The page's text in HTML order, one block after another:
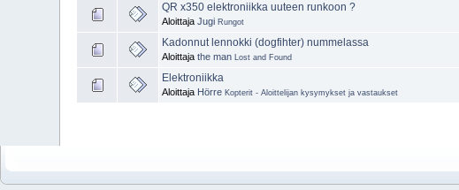
QR x350 elektroniikka uuteen runkoon ?
AloittajaJugi Rungot
Kadonnut lennokki (dogfihter) nummelassa
Aloittajathe man Lost and Found
Elektroniikka
Aloittaja Hörre Kopterit - Aloittelijan kysymykset ja vastaukset